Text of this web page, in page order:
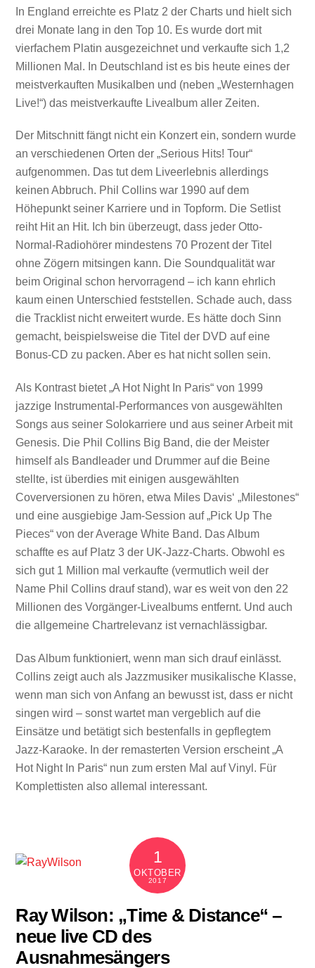
In England erreichte es Platz 2 der Charts und hielt sich
drei Monate lang in den Top 10. Es wurde dort mit
vierfachem Platin ausgezeichnet und verkaufte sich 1,2
Millionen Mal. In Deutschland ist es bis heute eines der
meistverkauften Musikalben und (neben „Westernhagen
Live!“) das meistverkaufte Livealbum aller Zeiten.
Der Mitschnitt fängt nicht ein Konzert ein, sondern wurde
an verschiedenen Orten der „Serious Hits! Tour“
aufgenommen. Das tut dem Liveerlebnis allerdings
keinen Abbruch. Phil Collins war 1990 auf dem
Höhepunkt seiner Karriere und in Topform. Die Setlist
reiht Hit an Hit. Ich bin überzeugt, dass jeder Otto-
Normal-Radiohörer mindestens 70 Prozent der Titel
ohne Zögern mitsingen kann. Die Soundqualität war
beim Original schon hervorragend – ich kann ehrlich
kaum einen Unterschied feststellen. Schade auch, dass
die Tracklist nicht erweitert wurde. Es hätte doch Sinn
gemacht, beispielsweise die Titel der DVD auf eine
Bonus-CD zu packen. Aber es hat nicht sollen sein.
Als Kontrast bietet „A Hot Night In Paris“ von 1999
jazzige Instrumental-Performances von ausgewählten
Songs aus seiner Solokarriere und aus seiner Arbeit mit
Genesis. Die Phil Collins Big Band, die der Meister
himself als Bandleader und Drummer auf die Beine
stellte, ist überdies mit einigen ausgewählten
Coverversionen zu hören, etwa Miles Davis‘ „Milestones“
und eine ausgiebige Jam-Session auf „Pick Up The
Pieces“ von der Average White Band. Das Album
schaffte es auf Platz 3 der UK-Jazz-Charts. Obwohl es
sich gut 1 Million mal verkaufte (vermutlich weil der
Name Phil Collins drauf stand), war es weit von den 22
Millionen des Vorgänger-Livealbums entfernt. Und auch
die allgemeine Chartrelevanz ist vernachlässigbar.
Das Album funktioniert, wenn man sich drauf einlässt.
Collins zeigt auch als Jazzmusiker musikalische Klasse,
wenn man sich von Anfang an bewusst ist, dass er nicht
singen wird – sonst wartet man vergeblich auf die
Einsätze und betätigt sich bestenfalls in gepflegtem
Jazz-Karaoke. In der remasterten Version erscheint „A
Hot Night In Paris“ nun zum ersten Mal auf Vinyl. Für
Komplettisten also allemal interessant.
1
OKTOBER
2017
Ray Wilson: „Time & Distance“ –
neue live CD des
Ausnahmesängers